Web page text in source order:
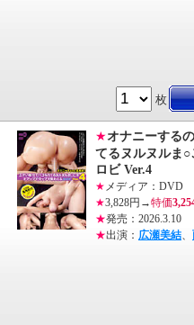
枚
★オナニーする
てるヌルヌルま
ロビ Ver.4
★ メディア：DVD
★3,828円→特価
★発売：2026.3.10
★出演： 広瀬美結、